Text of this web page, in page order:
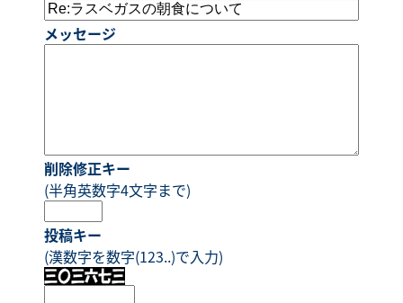
メッセージ
削除修正キー
(半角英数字4文字まで)
投稿キー
(漢数字を数字(123..)で入力)